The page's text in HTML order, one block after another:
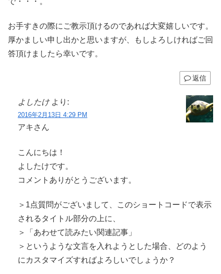
お手すきの際にご教示頂けるのであれば大変嬉しいです。
厚かましい申し出かと思いますが、もしよろしければご回
答頂けましたら幸いです。
返信
よしたけ より:
2016年2月13日 4:29 PM
アキさん
こんにちは！
よしたけです。
コメントありがとうございます。
＞1点質問がございまして、このショートコードで表示
されるタイトル部分の上に、
＞「あわせて読みたい関連記事」
＞というような文言を入れようとした場合、どのよう
にカスタマイズすればよろしいでしょうか？